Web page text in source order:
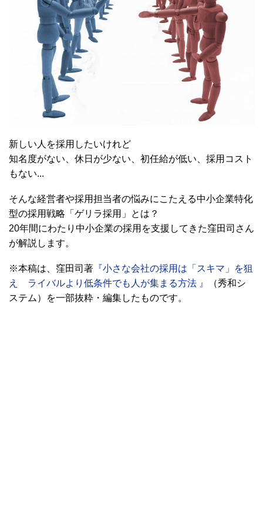
新しい人を採用したいけれど
知名度がない、休日が少ない、初任給が低い、採用コスト
もない...
そんな経営者や採用担当者の悩みにこたえる中小企業特化
型の採用戦略「ゲリラ採用」とは？
20年間にわたり中小企業の採用を支援してきた窪田司さん
が解説します。
※本稿は、窪田司著 『小さな会社の採用は「スキマ」を狙
え ライバルより低条件でも人が集まる方法 』
（秀和シ
ステム）を一部抜粋・編集したものです。